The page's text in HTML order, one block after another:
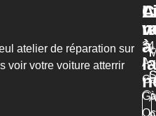
atelier de réparation sur
voir votre voiture atterrir
À
34
à
la